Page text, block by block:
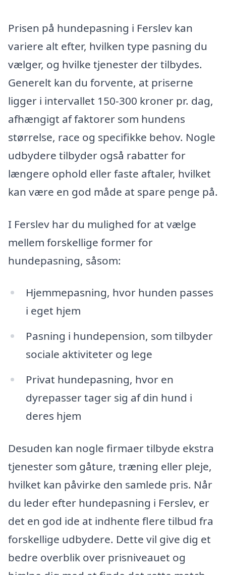
Prisen på hundepasning i Ferslev kan
variere alt efter, hvilken type pasning du
vælger, og hvilke tjenester der tilbydes.
Generelt kan du forvente, at priserne
ligger i intervallet 150-300 kroner pr. dag,
afhængigt af faktorer som hundens
størrelse, race og specifikke behov. Nogle
udbydere tilbyder også rabatter for
længere ophold eller faste aftaler, hvilket
kan være en god måde at spare penge på.
I Ferslev har du mulighed for at vælge
mellem forskellige former for
hundepasning, såsom:
Hjemmepasning, hvor hunden passes
i eget hjem
Pasning i hundepension, som tilbyder
sociale aktiviteter og lege
Privat hundepasning, hvor en
dyrepasser tager sig af din hund i
deres hjem
Desuden kan nogle firmaer tilbyde ekstra
tjenester som gåture, træning eller pleje,
hvilket kan påvirke den samlede pris. Når
du leder efter hundepasning i Ferslev, er
det en god ide at indhente flere tilbud fra
forskellige udbydere. Dette vil give dig et
bedre overblik over prisniveauet og